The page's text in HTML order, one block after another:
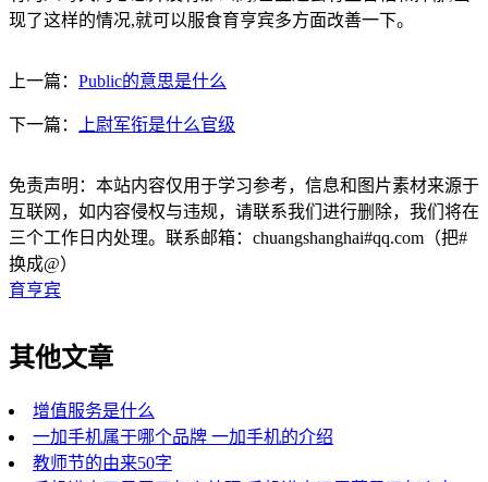
现了这样的情况,就可以服食育亨宾多方面改善一下。
上一篇： Public的意思是什么
下一篇： 上尉军衔是什么官级
免责声明：本站内容仅用于学习参考，信息和图片素材来源于
互联网，如内容侵权与违规，请联系我们进行删除，我们将在
三个工作日内处理。联系邮箱：chuangshanghai#qq.com（把#
换成@）
育亨宾
其他文章
增值服务是什么
一加手机属于哪个品牌 一加手机的介绍
教师节的由来50字